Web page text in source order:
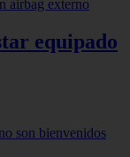
equipado